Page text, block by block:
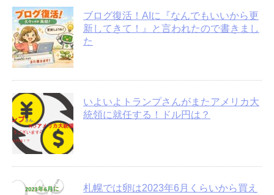
ブログ復活！AIに『なんでもいいから更
新してきて！』と言われたので書きまし
た
いよいよトランプさんがまたアメリカ大
統領に就任する！ドル円は？
札幌では卵は2023年6月くらいから買え